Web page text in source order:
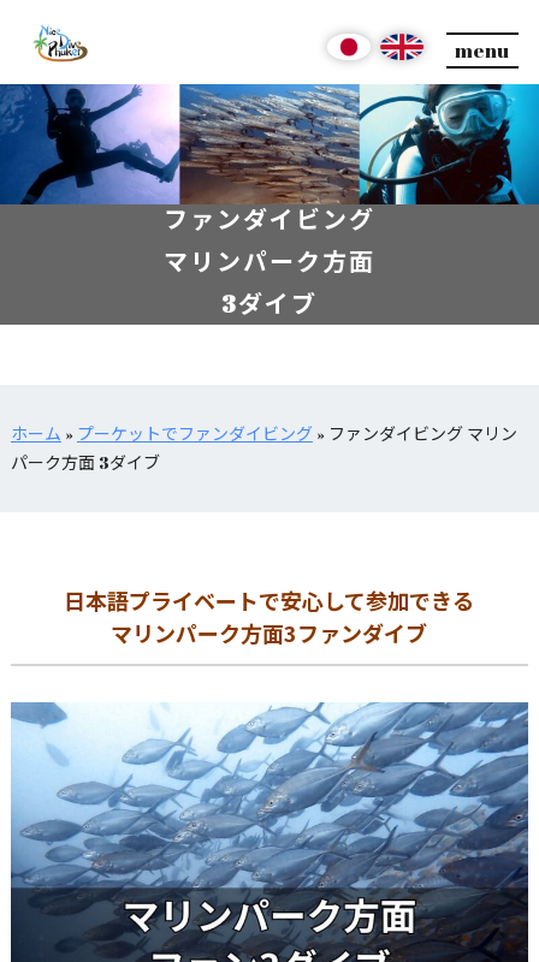
menu
ファンダイビング
マリンパーク方面
3ダイブ
ホーム » プーケットでファンダイビング» ファンダイビング マリン
パーク方面 3ダイブ
日本語プライベートで安心して参加できる
マリンパーク方面3ファンダイブ